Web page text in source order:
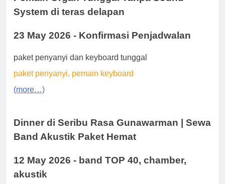
System di teras delapan
23 May 2026 - Konfirmasi Penjadwalan
paket penyanyi dan keyboard tunggal
paket penyanyi, pemain keyboard
(more…)
Dinner di Seribu Rasa Gunawarman | Sewa
Band Akustik Paket Hemat
12 May 2026 - band TOP 40, chamber,
akustik